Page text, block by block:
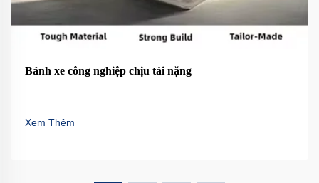
Bánh xe công nghiệp chịu tải nặng
Xem Thêm